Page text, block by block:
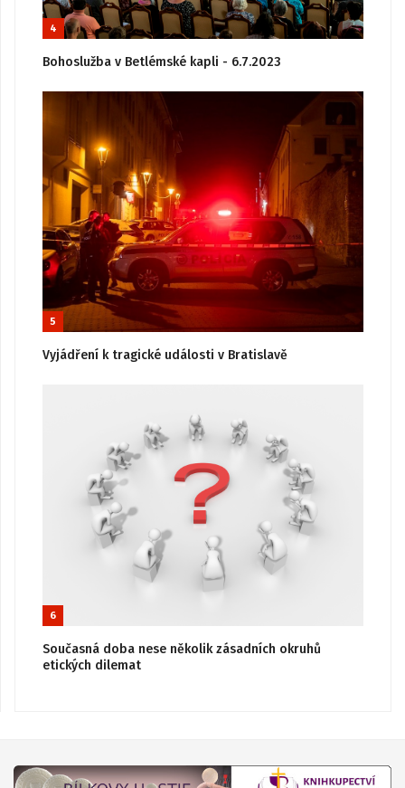
4
Bohoslužba v Betlémské kapli - 6.7.2023
5
Vyjádření k tragické události v Bratislavě
6
Současná doba nese několik zásadních okruhů
etických dilemat